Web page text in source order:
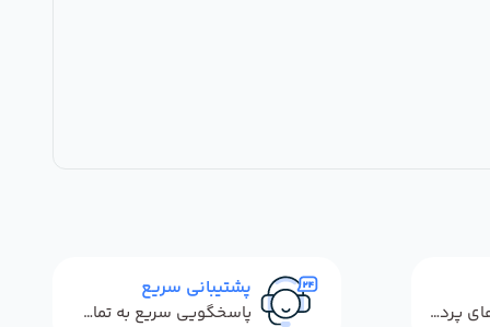
استفاده از روش‌های پرداخت امن
پشتیبانی سریع
پاسخگویی سریع به تماس‌ها و پیام‌ها